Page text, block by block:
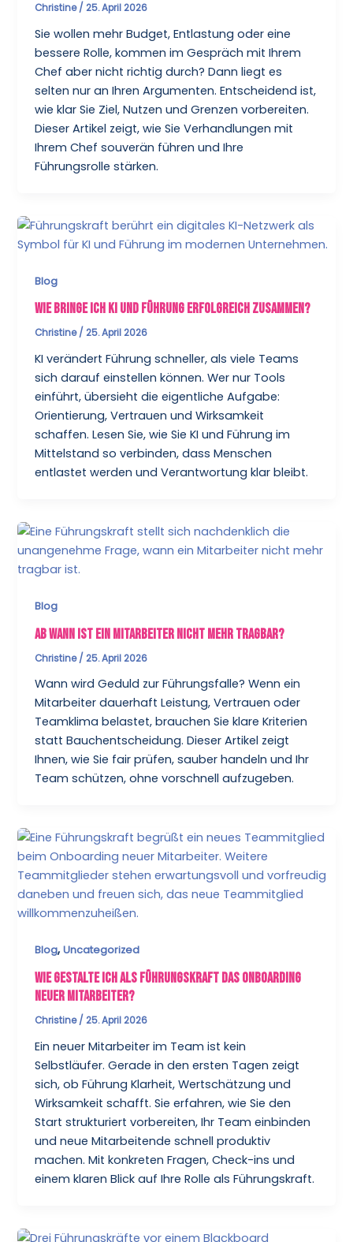
Christine/25. April 2026
Sie wollen mehr Budget, Entlastung oder eine
bessere Rolle, kommen im Gespräch mit Ihrem
Chef aber nicht richtig durch? Dann liegt es
selten nur an Ihren Argumenten. Entscheidend ist,
wie klar Sie Ziel, Nutzen und Grenzen vorbereiten.
Dieser Artikel zeigt, wie Sie Verhandlungen mit
Ihrem Chef souverän führen und Ihre
Führungsrolle stärken.
Blog
Wie bringe ich KI und Führung erfolgreich zusammen?
Christine/25. April 2026
KI verändert Führung schneller, als viele Teams
sich darauf einstellen können. Wer nur Tools
einführt, übersieht die eigentliche Aufgabe:
Orientierung, Vertrauen und Wirksamkeit
schaffen. Lesen Sie, wie Sie KI und Führung im
Mittelstand so verbinden, dass Menschen
entlastet werden und Verantwortung klar bleibt.
Blog
Ab wann ist ein Mitarbeiter nicht mehr tragbar?
Christine/25. April 2026
Wann wird Geduld zur Führungsfalle? Wenn ein
Mitarbeiter dauerhaft Leistung, Vertrauen oder
Teamklima belastet, brauchen Sie klare Kriterien
statt Bauchentscheidung. Dieser Artikel zeigt
Ihnen, wie Sie fair prüfen, sauber handeln und Ihr
Team schützen, ohne vorschnell aufzugeben.
Blog,Uncategorized
Wie gestalte ich als Führungskraft das Onboarding
neuer Mitarbeiter?
Christine/25. April 2026
Ein neuer Mitarbeiter im Team ist kein
Selbstläufer. Gerade in den ersten Tagen zeigt
sich, ob Führung Klarheit, Wertschätzung und
Wirksamkeit schafft. Sie erfahren, wie Sie den
Start strukturiert vorbereiten, Ihr Team einbinden
und neue Mitarbeitende schnell produktiv
machen. Mit konkreten Fragen, Check-ins und
einem klaren Blick auf Ihre Rolle als Führungskraft.